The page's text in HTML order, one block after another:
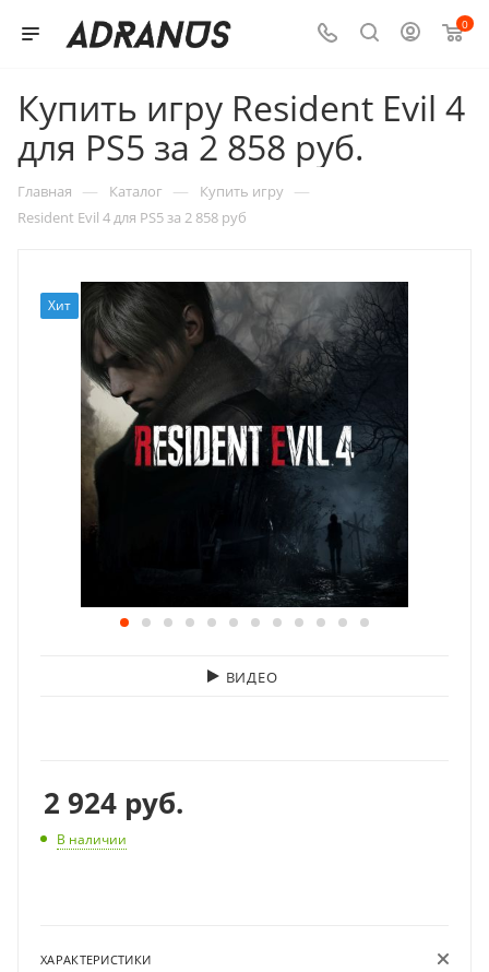
0
Купить игру Resident Evil 4
для PS5 за 2 858 руб.
Главная — Каталог — Купить игру —
Resident Evil 4 для PS5 за 2 858 руб
Хит
ВИДЕО
2 924 руб.
В наличии
ХАРАКТЕРИСТИКИ